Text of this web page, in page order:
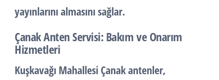
yayınlarını almasını sağlar.
Çanak Anten Servisi: Bakım ve Onarım
Hizmetleri
Kuşkavağı Mahallesi Çanak antenler,